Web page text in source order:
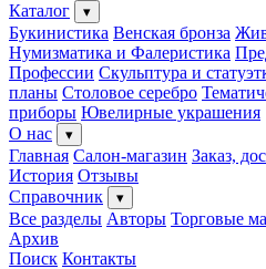
Каталог
▾
Букинистика Венская бронза
Нумизматика и Фалеристика
Профессии Скульптура и
планы Столовое серебро
приборы Ювелирные украшения
О нас
▾
Главная Салон-магазин Заказ,
История Отзывы
Справочник
▾
Все разделы Авторы Торговые
Архив
Поиск Контакты